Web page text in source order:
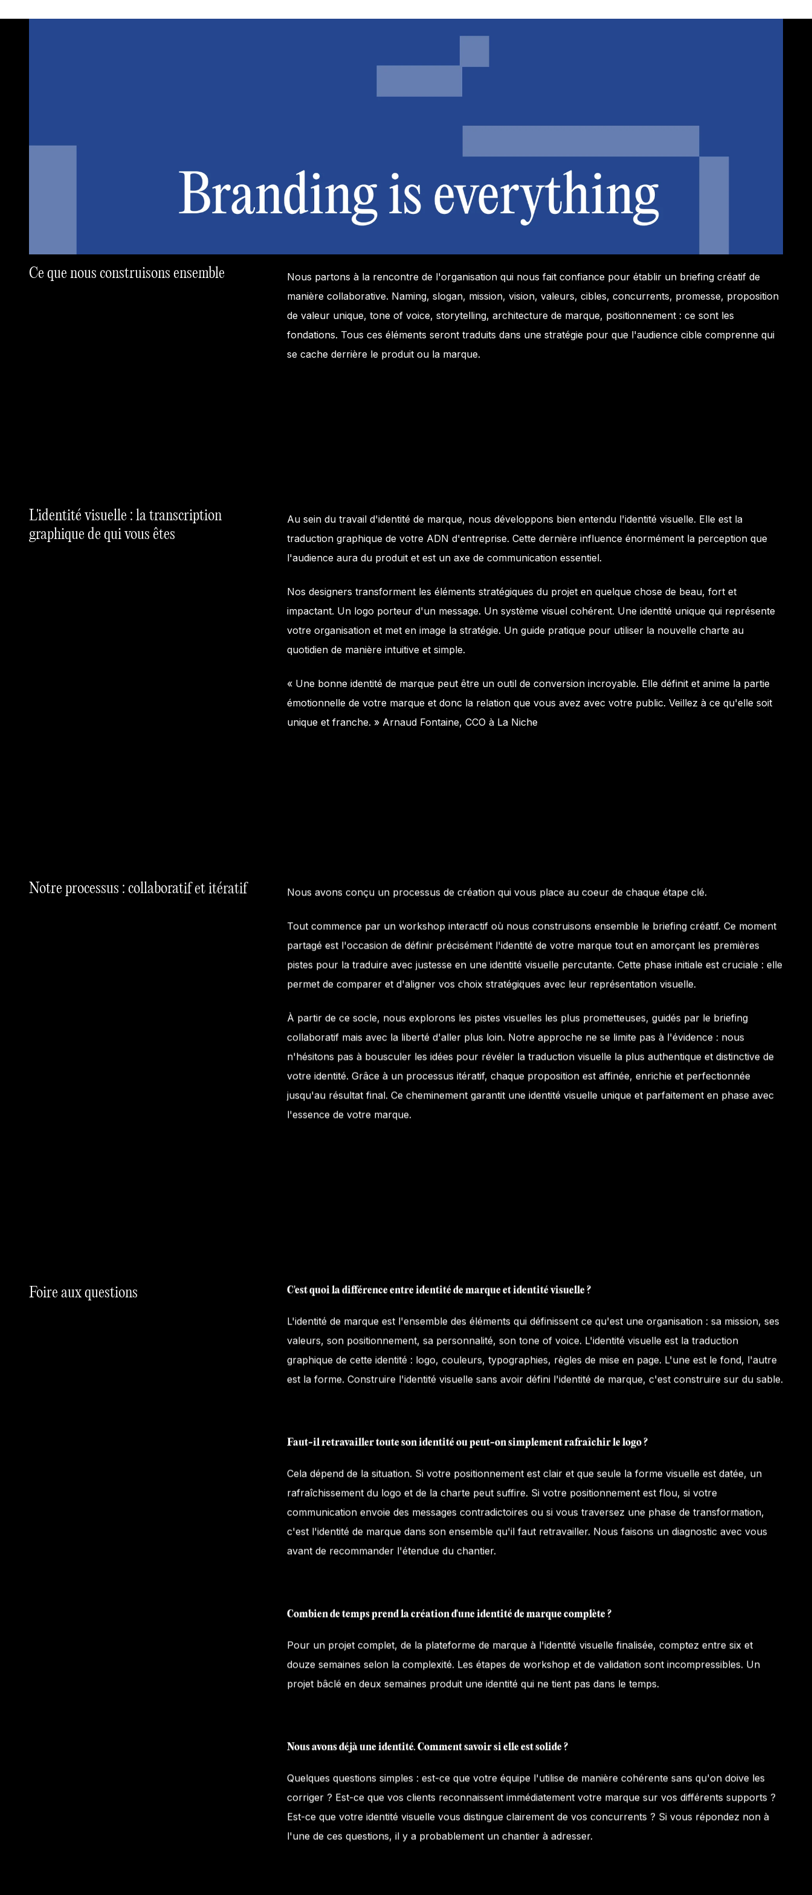
Ce que nous construisons ensemble
Nous partons à la rencontre de l'organisation qui nous fait confiance pour établir un briefing créatif de
manière collaborative. Naming, slogan, mission, vision, valeurs, cibles, concurrents, promesse, proposition
de valeur unique, tone of voice, storytelling, architecture de marque, positionnement : ce sont les
fondations. Tous ces éléments seront traduits dans une stratégie pour que l'audience cible comprenne qui
se cache derrière le produit ou la marque.
L'identité visuelle : la transcription
graphique de qui vous êtes
Au sein du travail d'identité de marque, nous développons bien entendu l'identité visuelle. Elle est la
traduction graphique de votre ADN d'entreprise. Cette dernière influence énormément la perception que
l'audience aura du produit et est un axe de communication essentiel.
Nos designers transforment les éléments stratégiques du projet en quelque chose de beau, fort et
impactant. Un logo porteur d'un message. Un système visuel cohérent. Une identité unique qui représente
votre organisation et met en image la stratégie. Un guide pratique pour utiliser la nouvelle charte au
quotidien de manière intuitive et simple.
« Une bonne identité de marque peut être un outil de conversion incroyable. Elle définit et anime la partie
émotionnelle de votre marque et donc la relation que vous avez avec votre public. Veillez à ce qu'elle soit
unique et franche. » Arnaud Fontaine, CCO à La Niche
Notre processus : collaboratif et itératif Nous avons conçu un processus de création qui vous place au coeur de chaque étape clé.
Tout commence par un workshop interactif où nous construisons ensemble le briefing créatif. Ce moment
partagé est l'occasion de définir précisément l'identité de votre marque tout en amorçant les premières
pistes pour la traduire avec justesse en une identité visuelle percutante. Cette phase initiale est cruciale : elle
permet de comparer et d'aligner vos choix stratégiques avec leur représentation visuelle.
À partir de ce socle, nous explorons les pistes visuelles les plus prometteuses, guidés par le briefing
collaboratif mais avec la liberté d'aller plus loin. Notre approche ne se limite pas à l'évidence : nous
n'hésitons pas à bousculer les idées pour révéler la traduction visuelle la plus authentique et distinctive de
votre identité. Grâce à un processus itératif, chaque proposition est affinée, enrichie et perfectionnée
jusqu'au résultat final. Ce cheminement garantit une identité visuelle unique et parfaitement en phase avec
l'essence de votre marque.
Foire aux questions C'est quoi la différence entre identité de marque et identité visuelle ?
L'identité de marque est l'ensemble des éléments qui définissent ce qu'est une organisation : sa mission, ses
valeurs, son positionnement, sa personnalité, son tone of voice. L'identité visuelle est la traduction
graphique de cette identité : logo, couleurs, typographies, règles de mise en page. L'une est le fond, l'autre
est la forme. Construire l'identité visuelle sans avoir défini l'identité de marque, c'est construire sur du sable.
Faut-il retravailler toute son identité ou peut-on simplement rafraîchir le logo ?
Cela dépend de la situation. Si votre positionnement est clair et que seule la forme visuelle est datée, un
rafraîchissement du logo et de la charte peut suffire. Si votre positionnement est flou, si votre
communication envoie des messages contradictoires ou si vous traversez une phase de transformation,
c'est l'identité de marque dans son ensemble qu'il faut retravailler. Nous faisons un diagnostic avec vous
avant de recommander l'étendue du chantier.
Combien de temps prend la création d'une identité de marque complète ?
Pour un projet complet, de la plateforme de marque à l'identité visuelle finalisée, comptez entre six et
douze semaines selon la complexité. Les étapes de workshop et de validation sont incompressibles. Un
projet bâclé en deux semaines produit une identité qui ne tient pas dans le temps.
Nous avons déjà une identité. Comment savoir si elle est solide ?
Quelques questions simples : est-ce que votre équipe l'utilise de manière cohérente sans qu'on doive les
corriger ? Est-ce que vos clients reconnaissent immédiatement votre marque sur vos différents supports ?
Est-ce que votre identité visuelle vous distingue clairement de vos concurrents ? Si vous répondez non à
l'une de ces questions, il y a probablement un chantier à adresser.